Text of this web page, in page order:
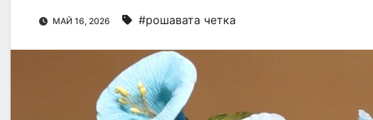
МАЙ 16, 2026 #рошавата четка